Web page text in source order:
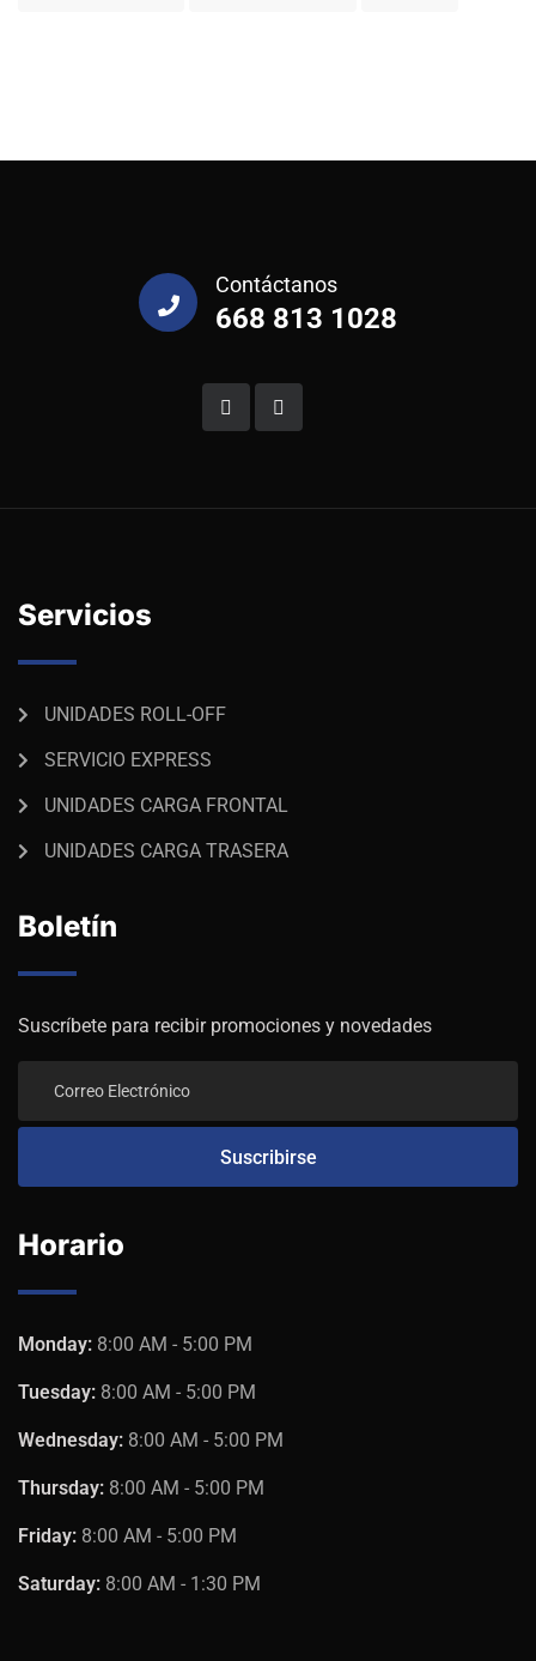
Contáctanos
668 813 1028
Servicios
UNIDADES ROLL-OFF
SERVICIO EXPRESS
UNIDADES CARGA FRONTAL
UNIDADES CARGA TRASERA
Boletín
Suscríbete para recibir promociones y novedades
Horario
Monday: 8:00 AM - 5:00 PM
Tuesday: 8:00 AM - 5:00 PM
Wednesday: 8:00 AM - 5:00 PM
Thursday: 8:00 AM - 5:00 PM
Friday: 8:00 AM - 5:00 PM
Saturday: 8:00 AM - 1:30 PM